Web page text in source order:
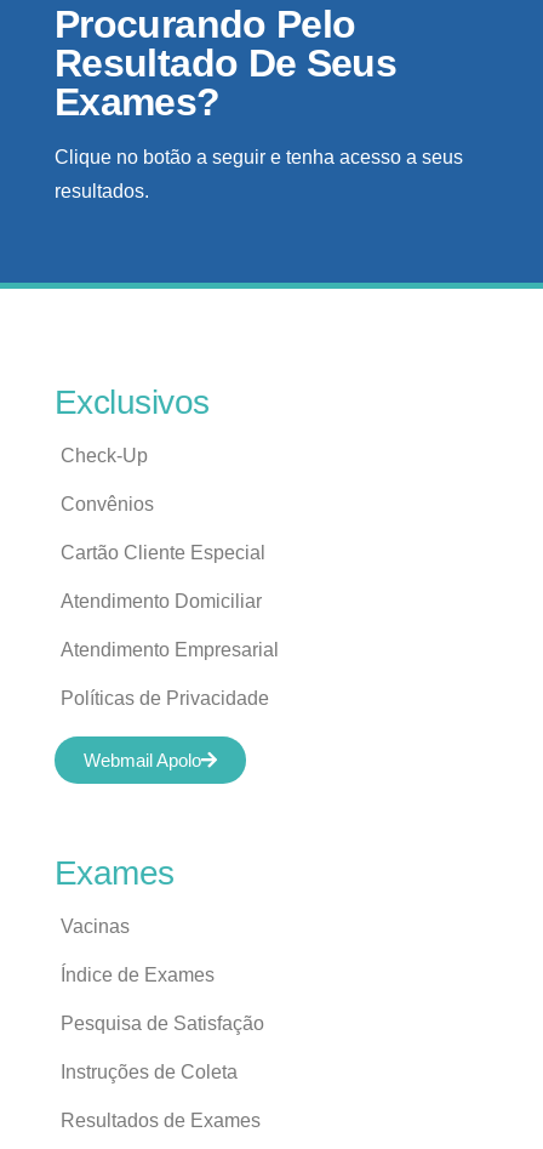
Procurando Pelo
Resultado De Seus
Exames?
Clique no botão a seguir e tenha acesso a seus
resultados.
Exames
Vacinas
Índice de Exames
Pesquisa de Satisfação
Instruções de Coleta
Resultados de Exames
Exclusivos
Check-Up
Convênios
Cartão Cliente Especial
Atendimento Domiciliar
Atendimento Empresarial
Políticas de Privacidade
Webmail Apolo